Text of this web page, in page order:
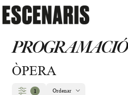
PROGRAMACIÓ
ÒPERA
1 Ordenar